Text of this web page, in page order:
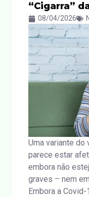
“Cigarra”
08/04/2026
Uma variante do
parece estar
embora não
graves – nem
Embora a